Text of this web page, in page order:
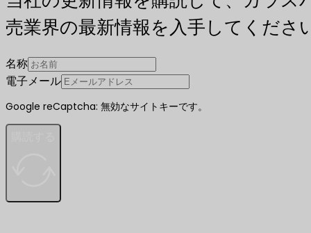
売業界の最新情報を入手してくださ
名称
電子メール
Google reCaptcha: 無効なサイトキーです。